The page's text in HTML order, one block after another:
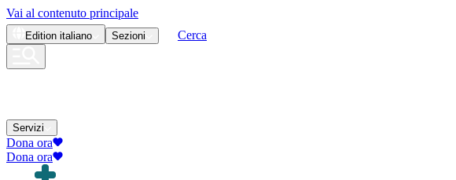
Vai al contenuto principale
Edition italiano Sezioni Cerca
Servizi
Dona ora
Dona ora